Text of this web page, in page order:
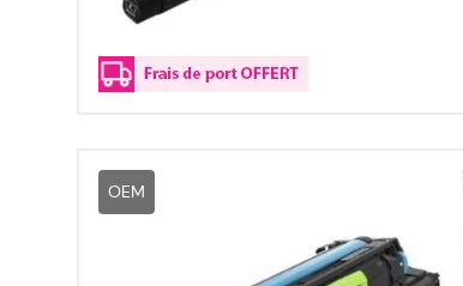
OEM